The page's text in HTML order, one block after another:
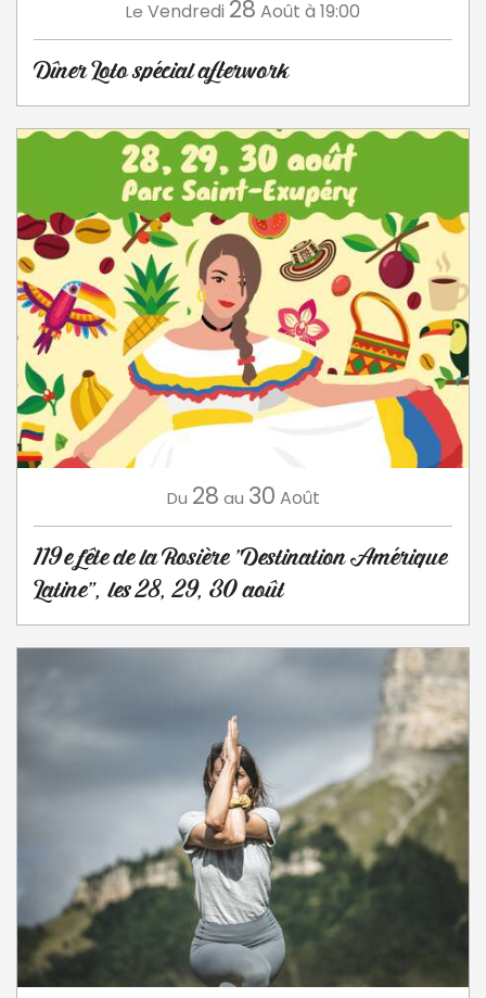
Le Vendredi 28 Août à 19:00
Dîner Loto spécial afterwork
Du 28 au 30 Août
119e fête de la Rosière "Destination Amérique
Latine", les 28, 29, 30 août